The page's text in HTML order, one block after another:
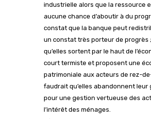
industrielle alors que la ressource
aucune chance d’aboutir à du
constat que la banque peut
un constat très porteur de progrès
qu’elles sortent par le haut de
court termiste et proposent une
patrimoniale aux acteurs de rez-
faudrait qu’elles abandonnent
pour une gestion vertueuse des
l’intérêt des ménages.